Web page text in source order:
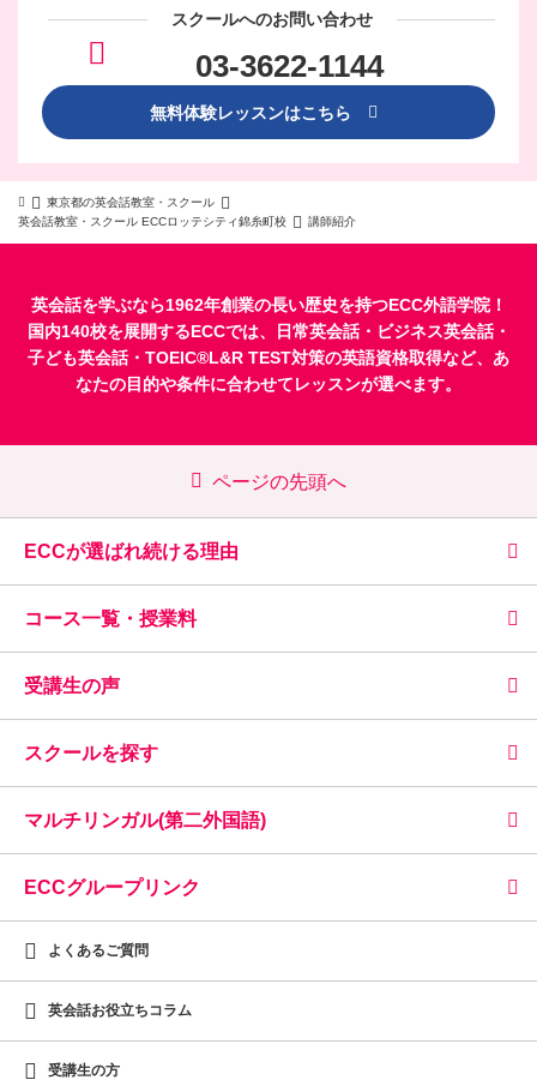
スクールへのお問い合わせ
03-3622-1144
無料体験レッスンはこちら
東京都の英会話教室・スクール
英会話教室・スクール ECCロッテシティ錦糸町校
講師紹介
英会話を学ぶなら1962年創業の長い歴史を持つECC外語学院！
国内140校を展開するECCでは、
日常英会話・ ビジネス英会話・
子ども英会話・ TOEIC®L&R TEST対策の英語資格取得など、あ
なたの目的や条件に合わせてレッスンが選べます。
ページの先頭へ
ECCが選ばれ続ける理由
コース一覧・授業料
受講生の声
スクールを探す
マルチリンガル(第二外国語)
ECCグループリンク
よくあるご質問
英会話お役立ちコラム
受講生の方